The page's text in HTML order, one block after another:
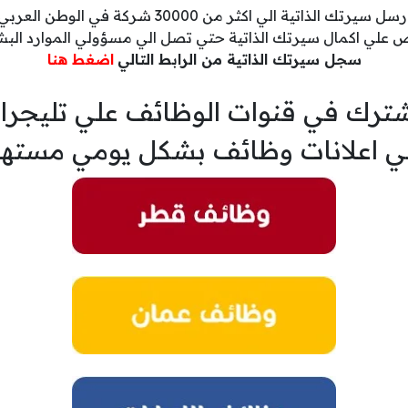
سيرتك الذاتية الي اكثر من 30000 شركة في الوطن العربي
علي اكمال سيرتك الذاتية حتي تصل الي مسؤولي الموارد
سجل سيرتك الذاتية من الرابط التالي اضغط هنا
في قنوات الوظائف علي
اعلانات وظائف بشكل يومي